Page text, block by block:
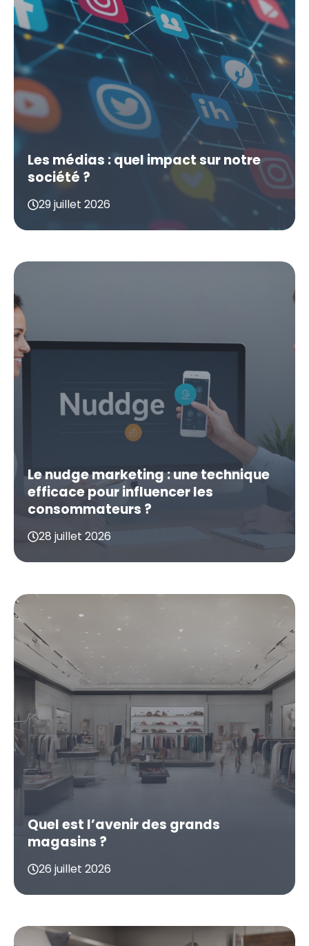
Les médias : quel impact sur notre
société ?
29 juillet 2026
Le nudge marketing : une technique
efficace pour influencer les
consommateurs ?
28 juillet 2026
Quel est l’avenir des grands
magasins ?
26 juillet 2026